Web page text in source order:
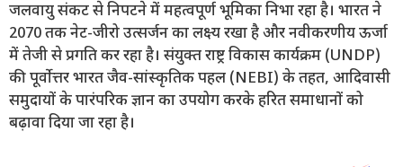
जलवायु संकट से निपटने में महत्वपूर्ण भूमिका निभा रहा है। भारत ने
2070 तक नेट-जीरो उत्सर्जन का लक्ष्य रखा है और नवीकरणीय ऊर्जा
में तेजी से प्रगति कर रहा है। संयुक्त राष्ट्र विकास कार्यक्रम (UNDP)
की पूर्वोत्तर भारत जैव-सांस्कृतिक पहल (NEBI) के तहत, आदिवासी
समुदायों के पारंपरिक ज्ञान का उपयोग करके हरित समाधानों को
बढ़ावा दिया जा रहा है।